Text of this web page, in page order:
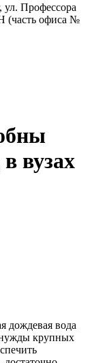
ул. Профессора
(часть офиса №
вузах
дождевая вода
нужды крупных